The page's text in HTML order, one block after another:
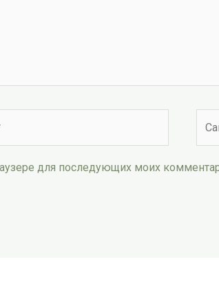
для последующих моих